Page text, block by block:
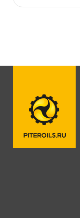
ПН–ВС
ПН–ВС